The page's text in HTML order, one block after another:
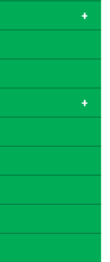
+
+